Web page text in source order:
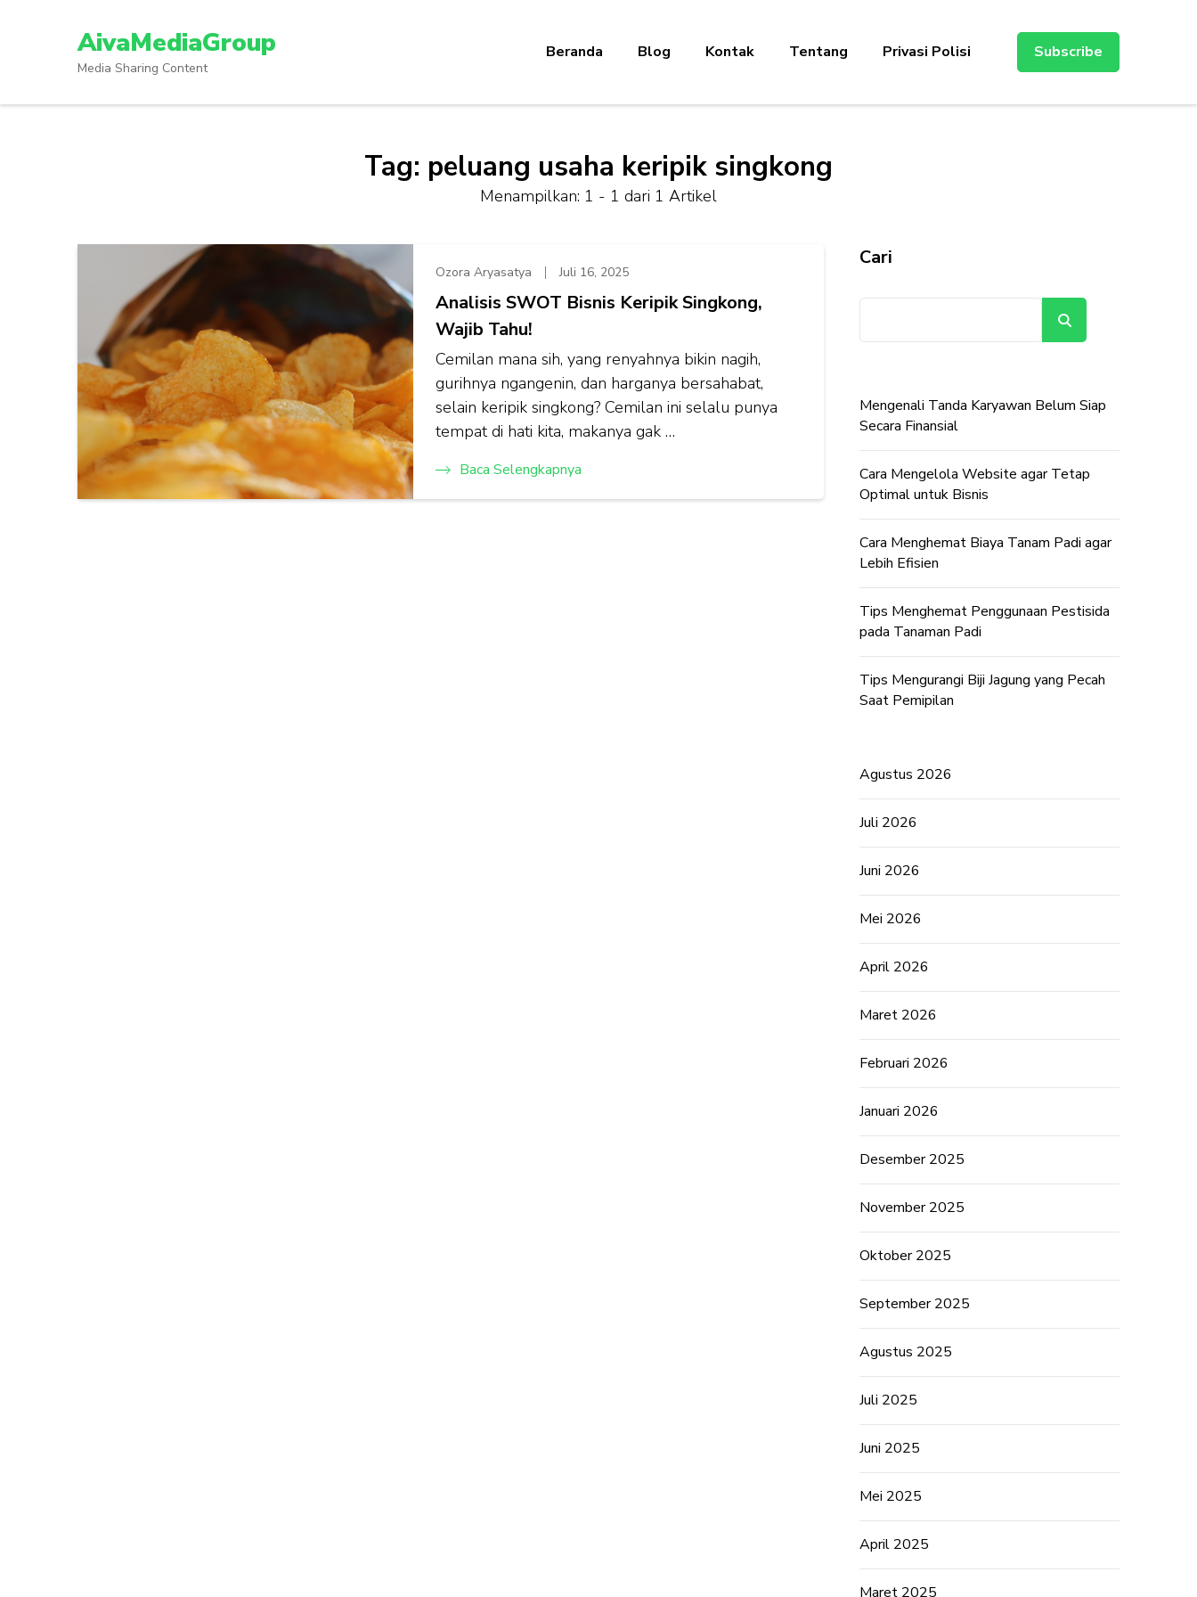
Enter)
AivaMediaGroup
Media Sharing Content
Beranda Blog Kontak Tentang Privasi Polisi Subscribe
Tag: peluang usaha keripik singkong
Menampilkan: 1 - 1 dari 1 Artikel
Ozora Aryasatya Juli 16, 2025
Analisis SWOT Bisnis Keripik Singkong,
Wajib Tahu!
Cemilan mana sih, yang renyahnya bikin nagih,
gurihnya ngangenin, dan harganya bersahabat,
selain keripik singkong? Cemilan ini selalu punya
tempat di hati kita, makanya gak …
Baca Selengkapnya
Cari
Mengenali Tanda Karyawan Belum Siap
Secara Finansial
Cara Mengelola Website agar Tetap
Optimal untuk Bisnis
Cara Menghemat Biaya Tanam Padi agar
Lebih Efisien
Tips Menghemat Penggunaan Pestisida
pada Tanaman Padi
Tips Mengurangi Biji Jagung yang Pecah
Saat Pemipilan
Agustus 2026
Juli 2026
Juni 2026
Mei 2026
April 2026
Maret 2026
Februari 2026
Januari 2026
Desember 2025
November 2025
Oktober 2025
September 2025
Agustus 2025
Juli 2025
Juni 2025
Mei 2025
April 2025
Maret 2025